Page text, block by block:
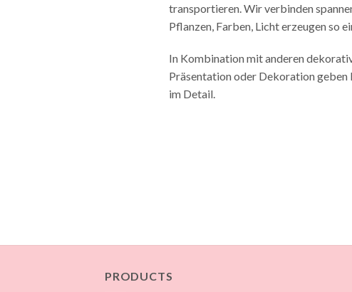
transportieren. Wir verbinden
Pflanzen, Farben, Licht erzeugen so
In Kombination mit anderen
Präsentation oder Dekoration geben
im Detail.
PRODUCTS